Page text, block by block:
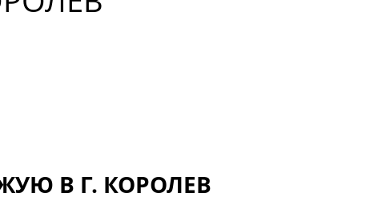
В Г. КОРОЛЕВ